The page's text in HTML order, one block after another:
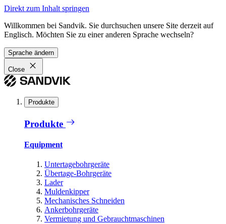
Direkt zum Inhalt springen
Willkommen bei Sandvik. Sie durchsuchen unsere Site derzeit auf
Englisch. Möchten Sie zu einer anderen Sprache wechseln?
Sprache ändern
Close
Produkte
Produkte
Equipment
Untertagebohrgeräte
Übertage-Bohrgeräte
Lader
Muldenkipper
Mechanisches Schneiden
Ankerbohrgeräte
Vermietung und Gebrauchtmaschinen